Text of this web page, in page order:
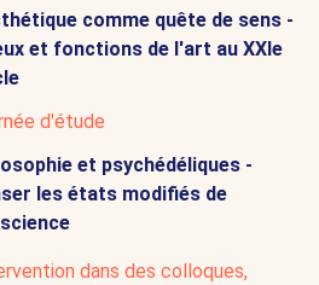
comme quête de sens -
et fonctions de l'art au XXIe
d'étude
et psychédéliques -
les états modifiés de
dans des colloques,